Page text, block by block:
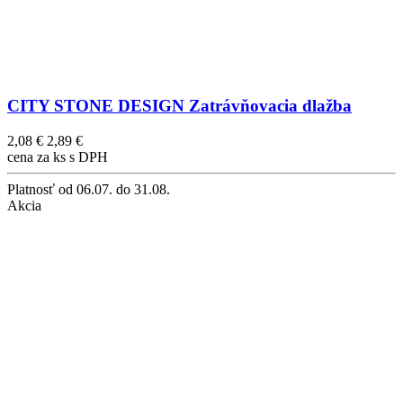
CITY STONE DESIGN Zatrávňovacia dlažba
2,08 € 2,89 €
cena za ks s DPH
Platnosť od 06.07. do 31.08.
Akcia